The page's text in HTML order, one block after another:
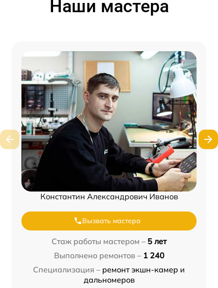
Наши мастера
Константин Александрович Иванов
Вызвать мастера
Стаж работы мастером – 5 лет
Выполнено ремонтов – 1 240
Специализация – ремонт экшн-камер и
дальномеров